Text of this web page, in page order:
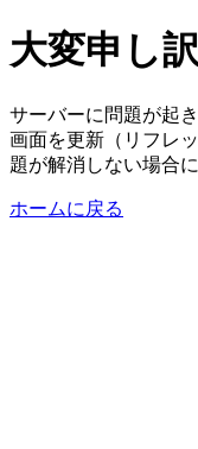
大変申し
サーバーに問題が起
画面を更新（リフレ
題が解消しない場合
ホームに戻る